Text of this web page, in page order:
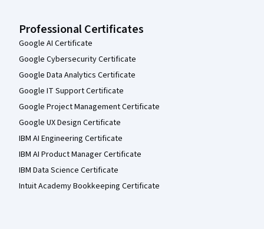
Professional Certificates
Google AI Certificate
Google Cybersecurity Certificate
Google Data Analytics Certificate
Google IT Support Certificate
Google Project Management Certificate
Google UX Design Certificate
IBM AI Engineering Certificate
IBM AI Product Manager Certificate
IBM Data Science Certificate
Intuit Academy Bookkeeping Certificate